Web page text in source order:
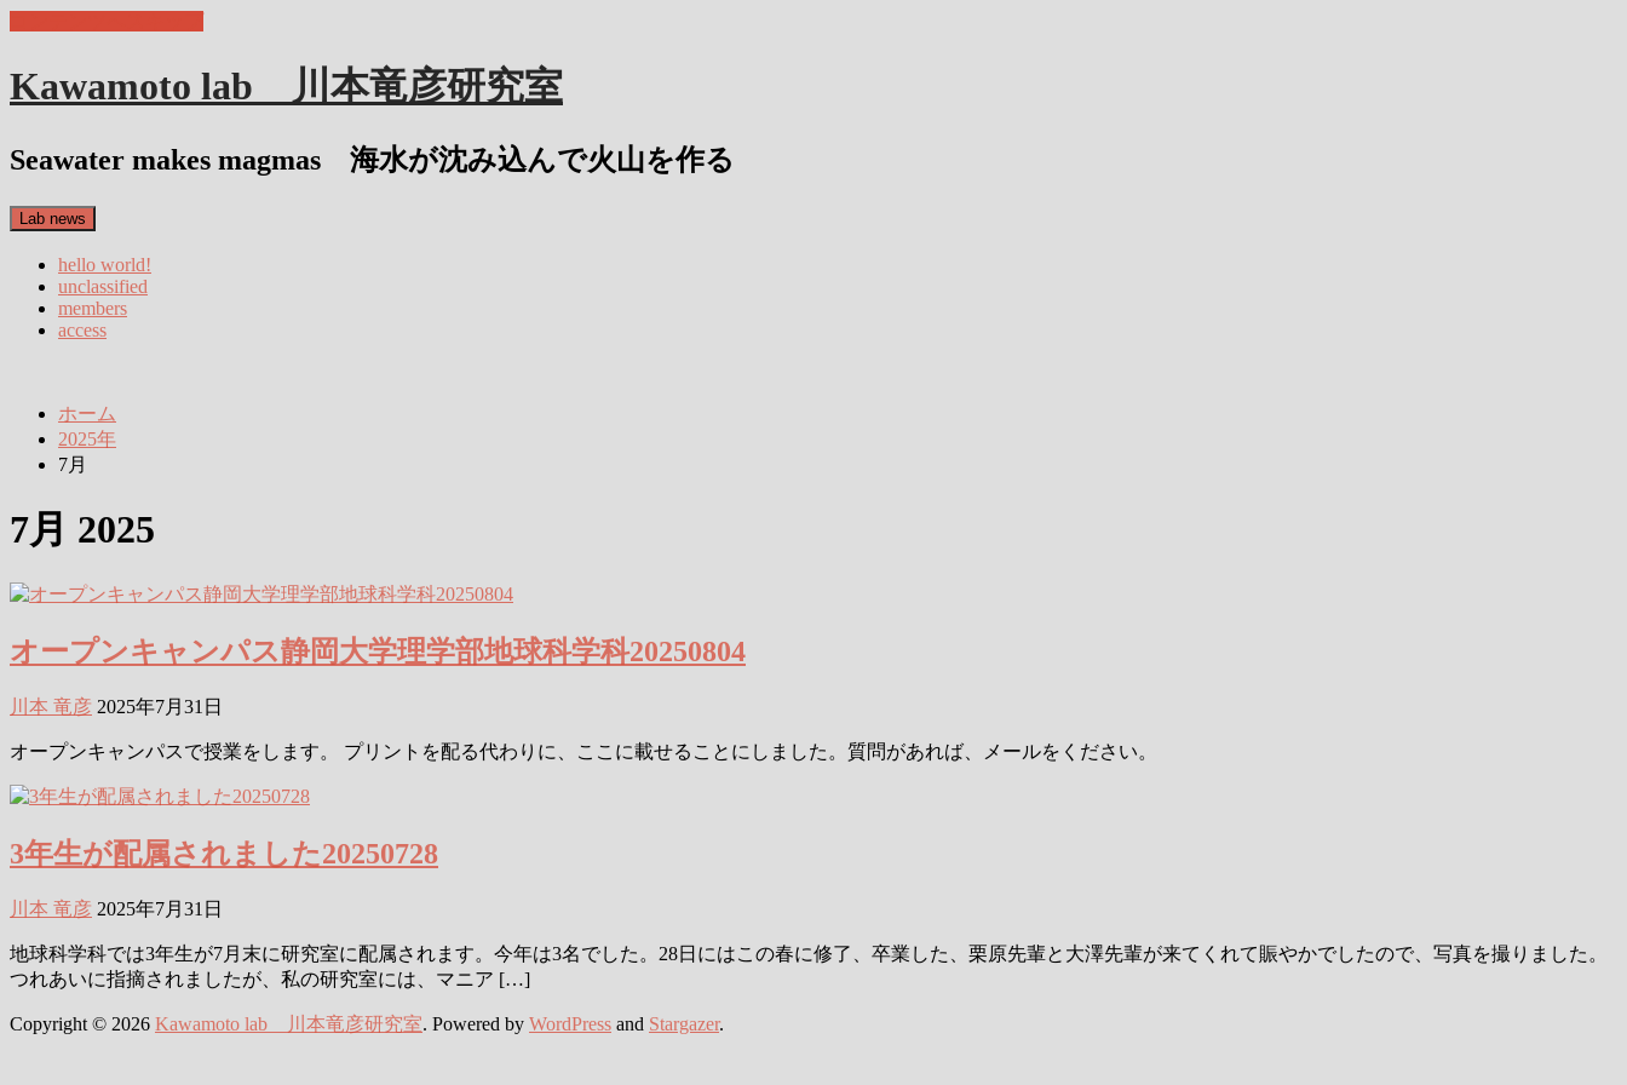
Kawamoto lab 川本竜彦研究室
Seawater makes magmas 海水が沈み込んで火山を作る
Lab news
hello world!
unclassified
members
access
ホーム
2025年
7月
7月 2025
オープンキャンパス静岡大学理学部地球科学科20250804
川本 竜彦 2025年7月31日
オープンキャンパスで授業をします。 プリントを配る代わりに、ここに載せることにしました。質問があれば、メールをください。
3年生が配属されました20250728
川本 竜彦 2025年7月31日
地球科学科では3年生が7月末に研究室に配属されます。今年は3名でした。28日にはこの春に修了、卒業した、栗原先輩と大澤先輩が来てくれて賑やかでしたので、写真を撮りました。
つれあいに指摘されましたが、私の研究室には、マニア […]
Copyright © 2026 Kawamoto lab 川本竜彦研究室. Powered by WordPress and Stargazer.